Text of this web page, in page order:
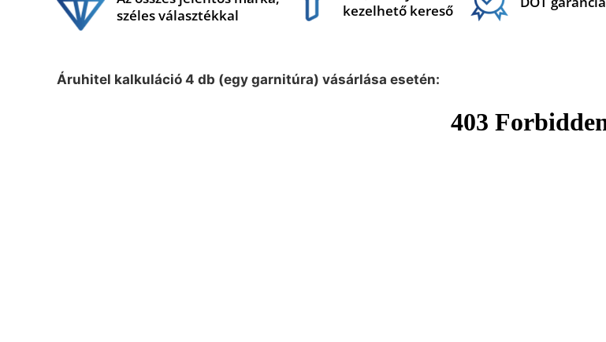
széles választékkal
kezelhető kereső
Áruhitel kalkuláció 4 db (egy garnitúra) vásárlása esetén: